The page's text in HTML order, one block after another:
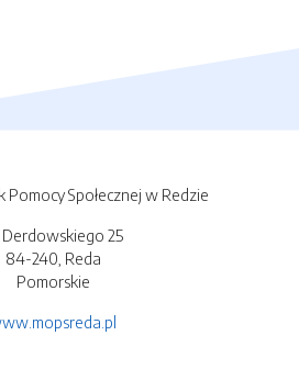
Pomocy Społecznej w Redzie
Derdowskiego 25
84-240, Reda
Pomorskie